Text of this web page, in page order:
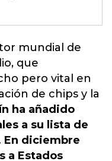
mundial de
que
pero vital en
de chips y la
ha añadido
a su lista de
En diciembre
a Estados